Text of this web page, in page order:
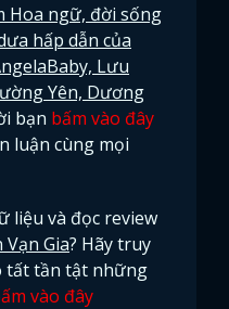
Hoa ngữ, đời sống
hấp dẫn của
Lưu
Yên, Dương
bạn bấm vào đây
luận cùng mọi
liệu và đọc review
Gia? Hãy truy
tất tần tật những
vào đây